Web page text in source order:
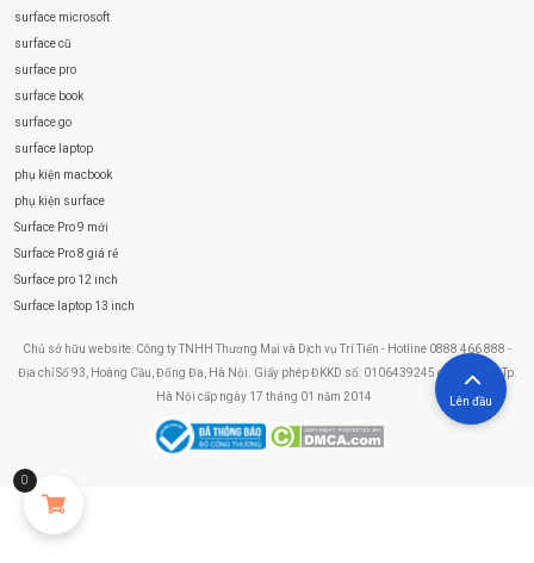
surface microsoft
surface cũ
surface pro
surface book
surface go
surface laptop
phụ kiện macbook
phụ kiện surface
Surface Pro 9 mới
Surface Pro 8 giá rẻ
Surface pro 12 inch
Surface laptop 13 inch
Chủ sở hữu website: Công ty TNHH Thương Mại và Dịch vụ Trí Tiến - Hotline 0888 466 888 -
Địa chỉ Số 93, Hoàng Cầu, Đống Đa, Hà Nội. Giấy phép ĐKKD số: 0106439245 do Sở KHĐT Tp.
Hà Nội cấp ngày 17 tháng 01 năm 2014
0
Lên đầu